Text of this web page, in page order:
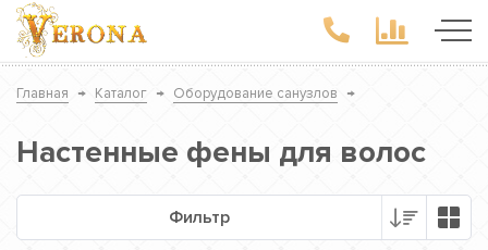
Главная → Каталог → Оборудование санузлов →
Настенные фены для волос
Фильтр